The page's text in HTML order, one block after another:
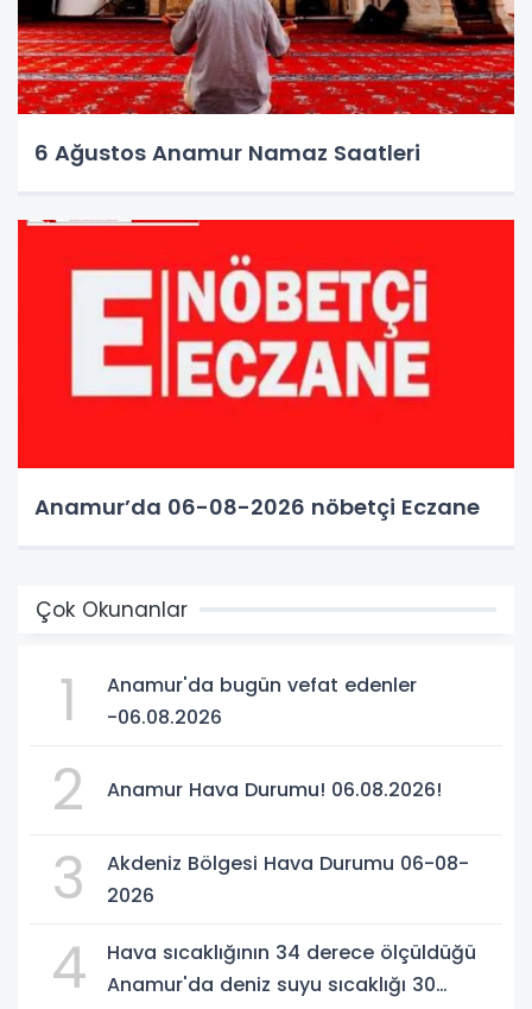
6 Ağustos Anamur Namaz Saatleri
Anamur’da 06-08-2026 nöbetçi Eczane
Çok Okunanlar
1
Anamur'da bugün vefat edenler
-06.08.2026
2 Anamur Hava Durumu! 06.08.2026!
3
Akdeniz Bölgesi Hava Durumu 06-08-
2026
4
Hava sıcaklığının 34 derece ölçüldüğü
Anamur'da deniz suyu sıcaklığı 30